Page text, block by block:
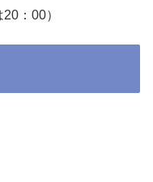
：00）